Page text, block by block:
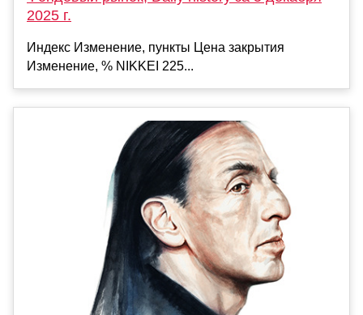
2025 г.
Индекс Изменение, пункты Цена закрытия
Изменение, % NIKKEI 225...